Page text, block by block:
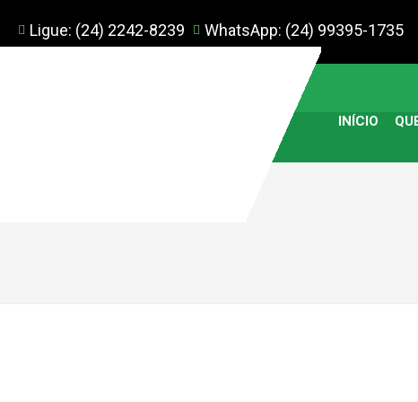
Ligue: (24) 2242-8239 WhatsApp: (24) 99395-1735
INÍCIO